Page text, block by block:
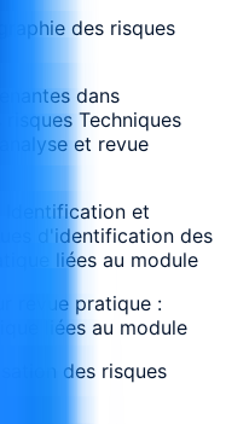
des risques
dans
Techniques
et revue
Identification et
d'identification des
liées au module
revue pratique :
liées au module
des risques